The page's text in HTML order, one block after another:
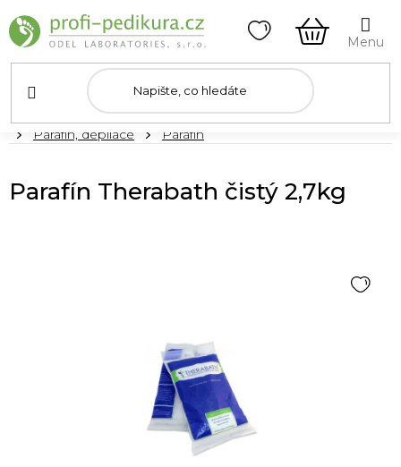
na
obsah
NÁKUPNÍ
KOŠÍK
DomůParafín, depilace Parafín
Parafín Therabath čistý 2,7kg